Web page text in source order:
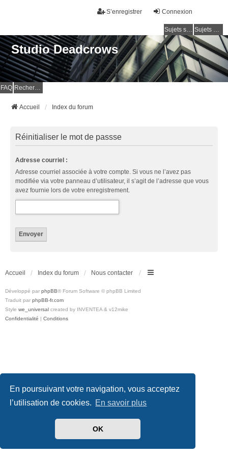
En poursuivant votre navigation, vous acceptez
l’utilisation de cookies. En savoir plus
OK
Connexion
S’enregistrer
Sujets sans réponse Sujets actifs
Studio Deadcrows
FAQ Rechercher
Accueil Index du forum
Réinitialiser le mot de passse
Adresse courriel :
Adresse courriel associée à votre compte. Si vous ne l’avez pas
modifiée via votre panneau d’utilisateur, il s’agit de l’adresse que vous
avez fournie lors de votre enregistrement.
Accueil Index du forum Nous contacter
Développé par phpBB® Forum Software © phpBB Limited
Traduit par phpBB-fr.com
Style we_universal created by INVENTEA & v12mike
Confidentialité | Conditions